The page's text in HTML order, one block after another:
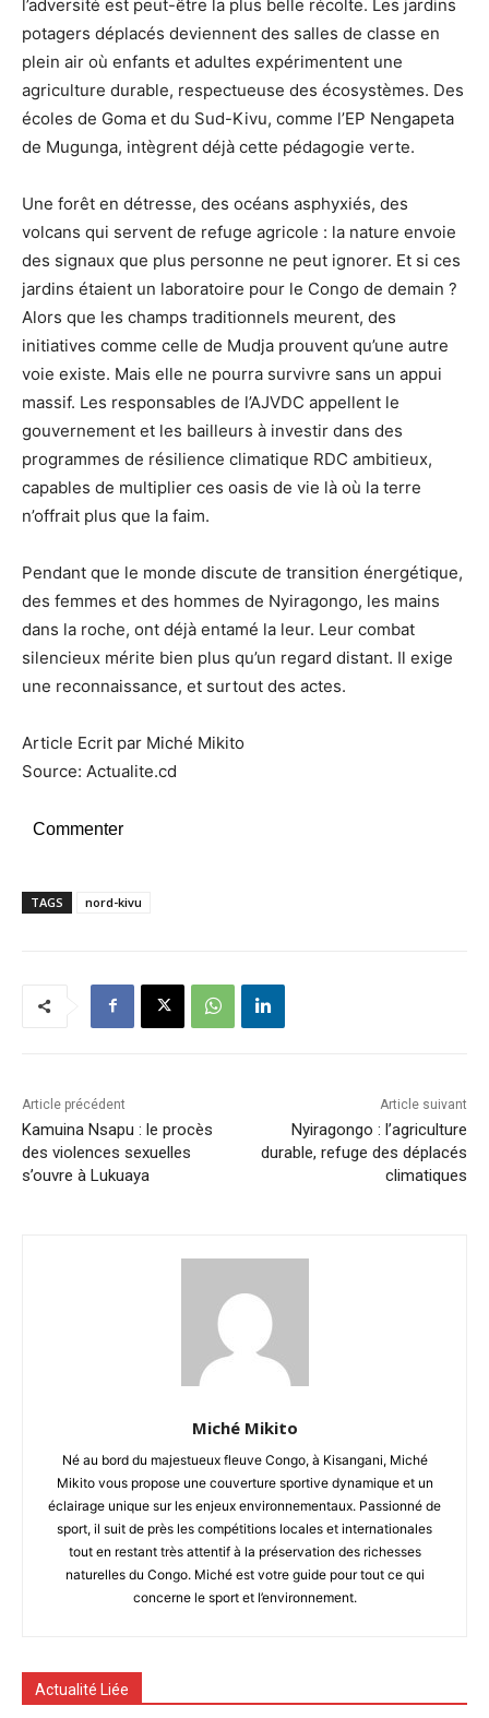
l’adversité est peut-être la plus belle récolte. Les jardins
potagers déplacés deviennent des salles de classe en
plein air où enfants et adultes expérimentent une
agriculture durable, respectueuse des écosystèmes. Des
écoles de Goma et du Sud-Kivu, comme l’EP Nengapeta
de Mugunga, intègrent déjà cette pédagogie verte.
Une forêt en détresse, des océans asphyxiés, des
volcans qui servent de refuge agricole : la nature envoie
des signaux que plus personne ne peut ignorer. Et si ces
jardins étaient un laboratoire pour le Congo de demain ?
Alors que les champs traditionnels meurent, des
initiatives comme celle de Mudja prouvent qu’une autre
voie existe. Mais elle ne pourra survivre sans un appui
massif. Les responsables de l’AJVDC appellent le
gouvernement et les bailleurs à investir dans des
programmes de résilience climatique RDC ambitieux,
capables de multiplier ces oasis de vie là où la terre
n’offrait plus que la faim.
Pendant que le monde discute de transition énergétique,
des femmes et des hommes de Nyiragongo, les mains
dans la roche, ont déjà entamé la leur. Leur combat
silencieux mérite bien plus qu’un regard distant. Il exige
une reconnaissance, et surtout des actes.
Article Ecrit par Miché Mikito
Source: Actualite.cd
Commenter
TAGS nord-kivu
Article précédent
Kamuina Nsapu : le procès
des violences sexuelles
s’ouvre à Lukuaya
Article suivant
Nyiragongo : l’agriculture
durable, refuge des déplacés
climatiques
Miché Mikito
Né au bord du majestueux fleuve Congo, à Kisangani, Miché
Mikito vous propose une couverture sportive dynamique et un
éclairage unique sur les enjeux environnementaux. Passionné de
sport, il suit de près les compétitions locales et internationales
tout en restant très attentif à la préservation des richesses
naturelles du Congo. Miché est votre guide pour tout ce qui
concerne le sport et l’environnement.
Actualité Liée